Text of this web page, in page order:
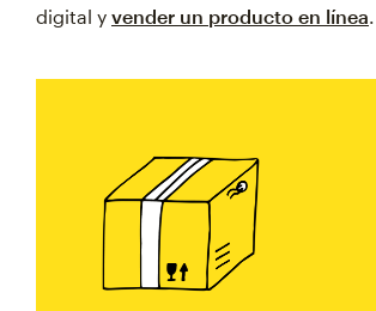
digital y vender un producto en línea.